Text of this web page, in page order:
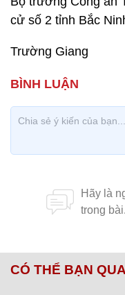
cử số 2 tỉnh Bắc
Trường Giang
CÓ THỂ BẠN